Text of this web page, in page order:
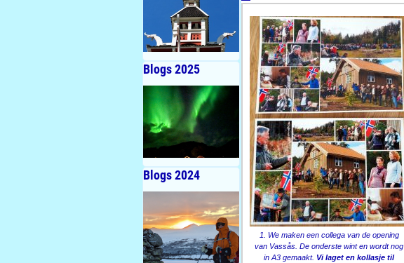
1. We maken een collega van de opening
van Vassås. De onderste wint en wordt nog
in A3 gemaakt. Vi laget en kollasje til
Blogs 2025
Blogs 2024